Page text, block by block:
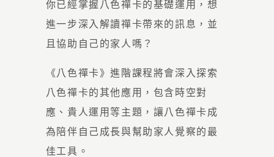
你已經掌握八色禪卡的基礎運用，想
進一步深入解讀禪卡帶來的訊息，並
且協助自己的家人嗎？
《八色禪卡》進階課程將會深入探索
八色禪卡的其他應用，包含時空對
應、貴人運用等主題，讓八色禪卡成
為陪伴自己成長與幫助家人覺察的最
佳工具。